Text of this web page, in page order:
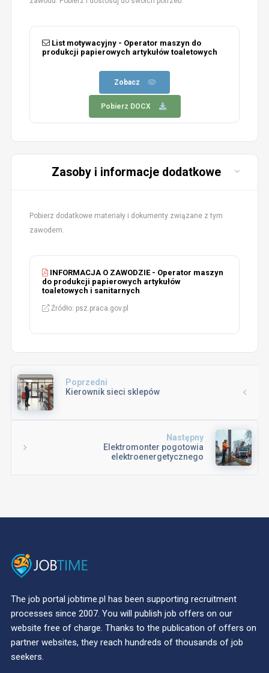
List motywacyjny - Operator maszyn do
produkcji papierowych artykułów toaletowych
Zobacz
Pobierz DOCX
Zasoby i informacje dodatkowe
Pobierz dodatkowe materiały i dokumenty związane z tym
zawodem.
INFORMACJA O ZAWODZIE - Operator maszyn
do produkcji papierowych artykułów
toaletowych i sanitarnych
Źródło: psz.praca.gov.pl
Poprzedni
Kierownik sieci sklepów
Następny
Elektromonter pogotowia
elektroenergetycznego
The job portal jobtime.pl has been supporting recruitment
processes since 2007. You will publish job offers on our
website free of charge. Thanks to the publication of offers on
partner websites, they reach hundreds of thousands of job
seekers.